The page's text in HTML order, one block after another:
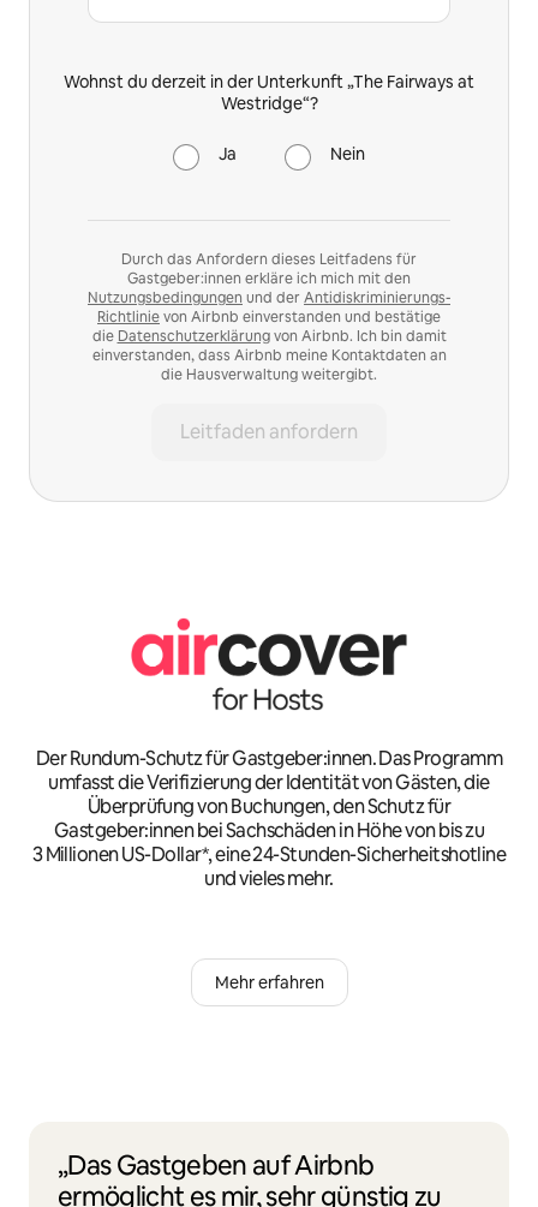
Wohnst du derzeit in der Unterkunft „The Fairways at
Westridge“?
Ja Nein
Durch das Anfordern dieses Leitfadens für
Gastgeber:innen erkläre ich mich mit den
Nutzungsbedingungen und der Antidiskriminierungs-
Richtlinievon Airbnb einverstanden und bestätige
die Datenschutzerklärungvon Airbnb. Ich bin damit
einverstanden, dass Airbnb meine Kontaktdaten an
die Hausverwaltung weitergibt.
Leitfaden anfordern
Der Rundum-Schutz für Gastgeber:innen. Das Programm
umfasst die Verifizierung der Identität von Gästen, die
Überprüfung von Buchungen, den Schutz für
Gastgeber:innen bei Sachschäden in Höhe von bis zu
3 Millionen US-Dollar*, eine 24-Stunden-Sicherheitshotline
und vieles mehr.
Mehr erfahren
„Das Gastgeben auf Airbnb
ermöglicht es mir, sehr günstig zu